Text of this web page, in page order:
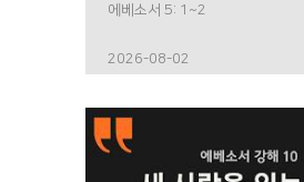
에베소서 5: 1~2
2026-08-02